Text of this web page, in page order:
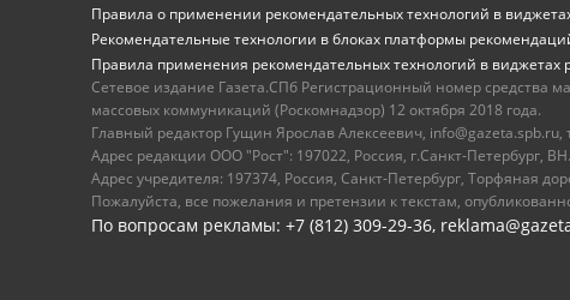
Правила о применении рекомендательных технологий в
Рекомендательные технологии в блоках платформы
Правила применения рекомендательных технологий в
Сетевое издание Газета.СПб Регистрационный номер
массовых коммуникаций (Роскомнадзор) 12 октября 2018 года.
Главный редактор Гущин Ярослав Алексеевич,
Адрес редакции ООО "Рост": 197022, Россия, г.Санкт-
Адрес учредителя: 197374, Россия, Санкт-Петербург, Торфяная
Пожалуйста, все пожелания и претензии к текстам,
По вопросам рекламы: +7 (812) 309-29-36,